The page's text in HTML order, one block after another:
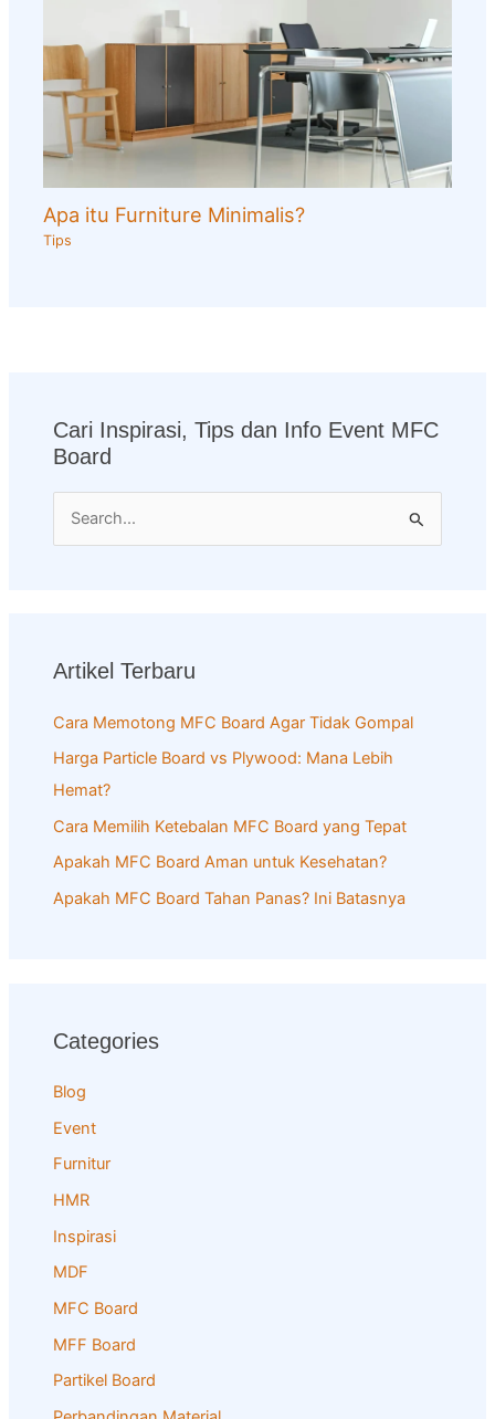
Apa itu Furniture Minimalis?
Tips
Cari Inspirasi, Tips dan Info Event MFC
Board
h
f
Artikel Terbaru
Cara Memotong MFC Board Agar Tidak Gompal
Harga Particle Board vs Plywood: Mana Lebih
Hemat?
Cara Memilih Ketebalan MFC Board yang Tepat
Apakah MFC Board Aman untuk Kesehatan?
Apakah MFC Board Tahan Panas? Ini Batasnya
Categories
Blog
Event
Furnitur
HMR
Inspirasi
MDF
MFC Board
MFF Board
Partikel Board